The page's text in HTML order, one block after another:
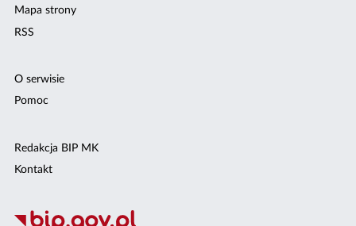
Mapa strony
RSS
O serwisie
Pomoc
Redakcja BIP MK
Kontakt